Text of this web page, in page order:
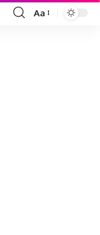
Font
Aa